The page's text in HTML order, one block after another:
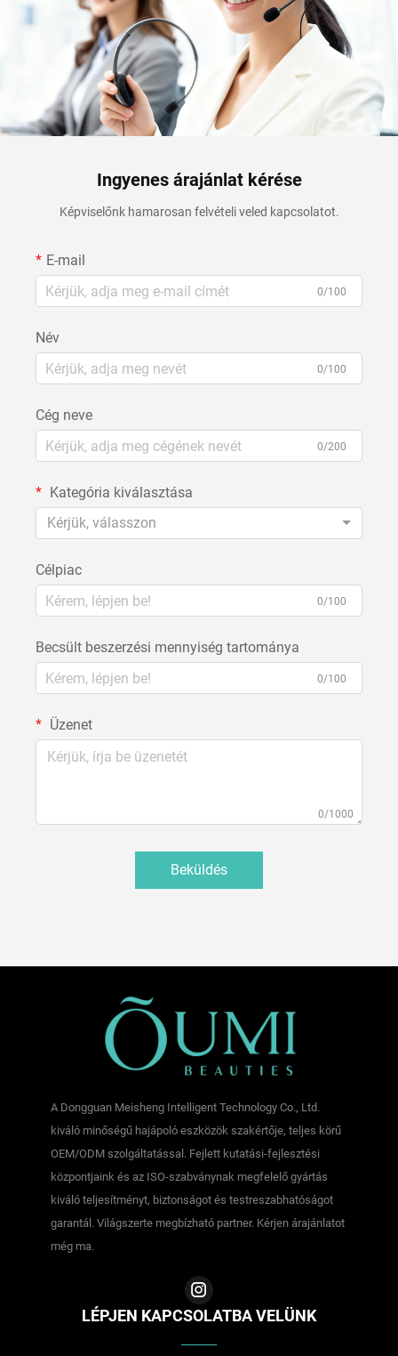
Ingyenes árajánlat kérése
Képviselőnk hamarosan felvételi veled kapcsolatot.
E-mail
0/100
Név
0/100
Cég neve
0/200
Kategória kiválasztása
Kérjük, válasszon
Célpiac
0/100
Becsült beszerzési mennyiség tartománya
0/100
Üzenet
0/1000
Beküldés
A Dongguan Meisheng Intelligent Technology Co., Ltd.
kiváló minőségű hajápoló eszközök szakértője, teljes körű
OEM/ODM szolgáltatással. Fejlett kutatási-fejlesztési
központjaink és az ISO-szabványnak megfelelő gyártás
kiváló teljesítményt, biztonságot és testreszabhatóságot
garantál. Világszerte megbízható partner. Kérjen árajánlatot
még ma.
LÉPJEN KAPCSOLATBA VELÜNK